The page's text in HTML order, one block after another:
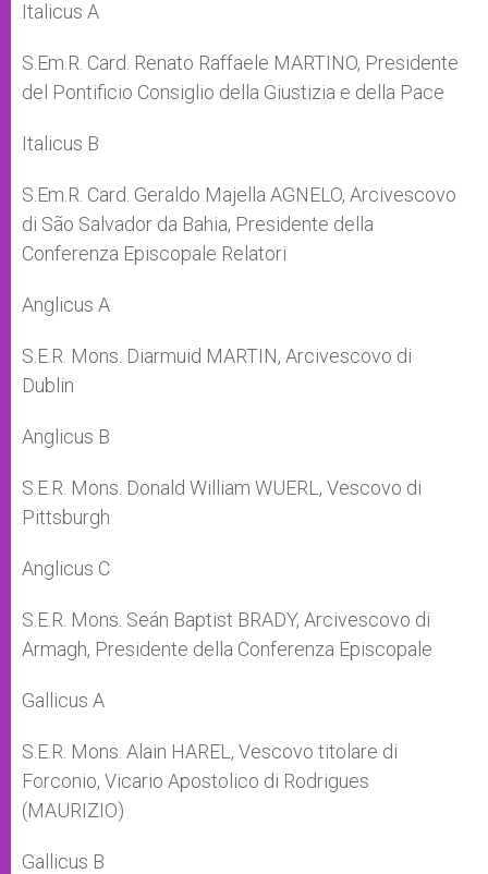
Italicus A
S.Em.R. Card. Renato Raffaele MARTINO, Presidente
del Pontificio Consiglio della Giustizia e della Pace
Italicus B
S.Em.R. Card. Geraldo Majella AGNELO, Arcivescovo
di São Salvador da Bahia, Presidente della
Conferenza Episcopale Relatori
Anglicus A
S.E.R. Mons. Diarmuid MARTIN, Arcivescovo di
Dublin
Anglicus B
S.E.R. Mons. Donald William WUERL, Vescovo di
Pittsburgh
Anglicus C
S.E.R. Mons. Seán Baptist BRADY, Arcivescovo di
Armagh, Presidente della Conferenza Episcopale
Gallicus A
S.E.R. Mons. Alain HAREL, Vescovo titolare di
Forconio, Vicario Apostolico di Rodrigues
(MAURIZIO)
Gallicus B